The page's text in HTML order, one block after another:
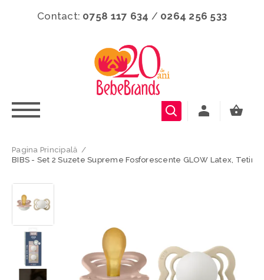
Contact: 0758 117 634 / 0264 256 533
Pagina Principală /
BIBS - Set 2 Suzete Supreme Fosforescente GLOW Latex, Tetina